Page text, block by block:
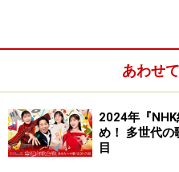
あわせ
2024年『
め！ 多世代の
目